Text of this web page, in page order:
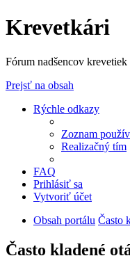
Krevetkári
Fórum nadšencov krevetiek
Prejsť na obsah
Rýchle odkazy
Zoznam
Realizačný tím
FAQ
Prihlásiť sa
Vytvoriť účet
Obsah portálu Často
Často kladené